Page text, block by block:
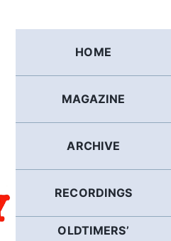
HOME
MAGAZINE
ARCHIVE
RECORDINGS
OLDTIMERS’